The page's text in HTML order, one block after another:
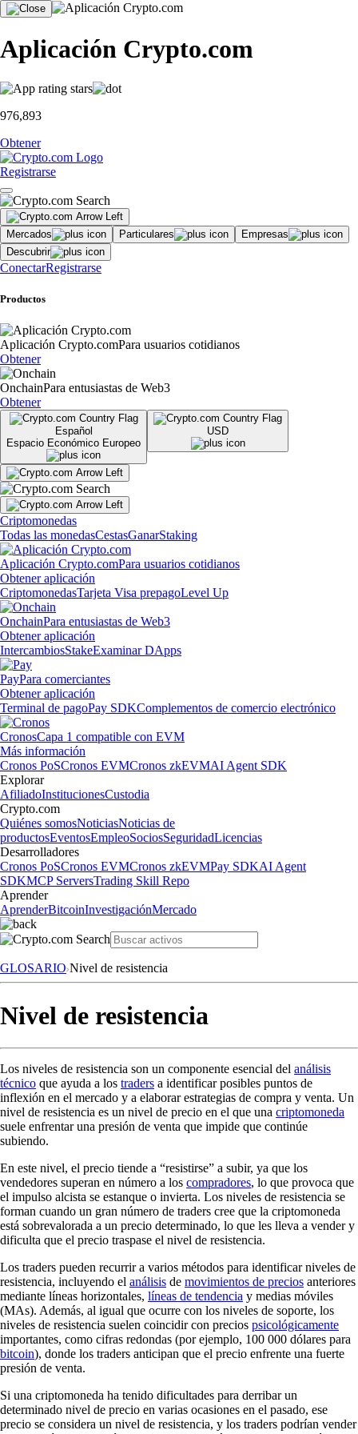
Aplicación Crypto.com
976,893
Obtener
Registrarse
Mercados Particulares
Empresas
Descubrir
ConectarRegistrarse
Productos
Aplicación Crypto.comPara usuarios cotidianos
Obtener
OnchainPara entusiastas de Web3
Obtener
Español
Espacio Económico Europeo
USD
Criptomonedas
Todas las monedasCestasGanarStaking
Aplicación Crypto.comPara usuarios cotidianos
Obtener aplicación
CriptomonedasTarjeta Visa prepagoLevel Up
OnchainPara entusiastas de Web3
Obtener aplicación
IntercambiosStakeExaminar DApps
PayPara comerciantes
Obtener aplicación
Terminal de pagoPay SDKComplementos de comercio electrónico
CronosCapa 1 compatible con EVM
Más información
Cronos PoSCronos EVMCronos zkEVMAI Agent SDK
Explorar
AfiliadoInstitucionesCustodia
Crypto.com
Quiénes somosNoticiasNoticias de
productosEventosEmpleoSociosSeguridadLicencias
Desarrolladores
Cronos PoSCronos EVMCronos zkEVMPay SDKAI Agent
SDKMCP ServersTrading Skill Repo
Aprender
AprenderBitcoinInvestigaciónMercado
GLOSARIO Nivel de resistencia
Nivel de resistencia
Los niveles de resistencia son un componente esencial del análisis
técnico que ayuda a los traders a identificar posibles puntos de
inflexión en el mercado y a elaborar estrategias de compra y venta. Un
nivel de resistencia es un nivel de precio en el que una criptomoneda
suele enfrentar una presión de venta que impide que continúe
subiendo.
En este nivel, el precio tiende a “resistirse” a subir, ya que los
vendedores superan en número a los compradores, lo que provoca que
el impulso alcista se estanque o invierta. Los niveles de resistencia se
forman cuando un gran número de traders cree que la criptomoneda
está sobrevalorada a un precio determinado, lo que les lleva a vender y
dificulta que el precio traspase el nivel de resistencia.
Los traders pueden recurrir a varios métodos para identificar niveles de
resistencia, incluyendo el análisis de movimientos de precios anteriores
mediante líneas horizontales, líneas de tendencia y medias móviles
(MAs). Además, al igual que ocurre con los niveles de soporte, los
niveles de resistencia suelen coincidir con precios psicológicamente
importantes, como cifras redondas (por ejemplo, 100 000 dólares para
bitcoin), donde los traders anticipan que el precio enfrente una fuerte
presión de venta.
Si una criptomoneda ha tenido dificultades para derribar un
determinado nivel de precio en varias ocasiones en el pasado, ese
precio se considera un nivel de resistencia, y los traders podrían vender